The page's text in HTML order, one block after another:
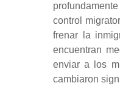
control
frenar la
encuentran
enviar a los
cambiaron